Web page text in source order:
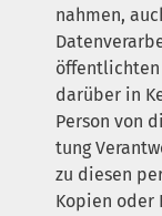
nah­men,
öf­fent­lich­ten
dar­über in
Per­son von
tung
zu die­sen
Kopien